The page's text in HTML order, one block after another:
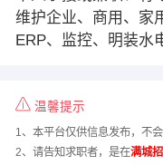
维护企业、商用、家
ERP、监控、明装水
温馨提示
1、本平台仅供信息发布，不
2、请告知求职者，是在满城